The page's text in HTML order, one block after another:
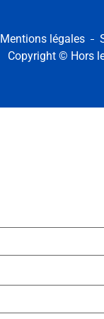
Mentions légales
Copyright © Hors